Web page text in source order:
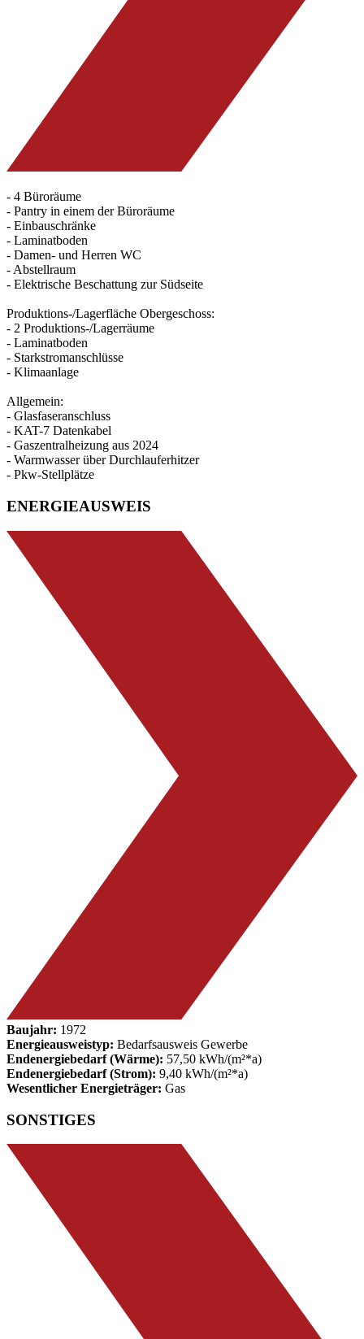
- 4 Büroräume
- Pantry in einem der Büroräume
- Einbauschränke
- Laminatboden
- Damen- und Herren WC
- Abstellraum
- Elektrische Beschattung zur Südseite
Produktions-/Lagerfläche Obergeschoss:
- 2 Produktions-/Lagerräume
- Laminatboden
- Starkstromanschlüsse
- Klimaanlage
Allgemein:
- Glasfaseranschluss
- KAT-7 Datenkabel
- Gaszentralheizung aus 2024
- Warmwasser über Durchlauferhitzer
- Pkw-Stellplätze
ENERGIEAUSWEIS
Baujahr: 1972
Energieausweistyp: Bedarfsausweis Gewerbe
Endenergiebedarf (Wärme): 57,50 kWh/(m²*a)
Endenergiebedarf (Strom): 9,40 kWh/(m²*a)
Wesentlicher Energieträger: Gas
SONSTIGES